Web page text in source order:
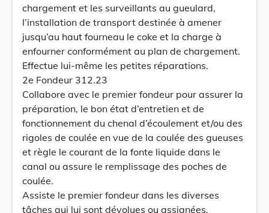
chargement et les surveillants au gueulard,
l’installation de transport destinée à amener
jusqu’au haut fourneau le coke et la charge à
enfourner conformément au plan de chargement.
Effectue lui-même les petites réparations.
2e Fondeur 312.23
Collabore avec le premier fondeur pour assurer la
préparation, le bon état d’entretien et de
fonctionnement du chenal d’écoulement et/ou des
rigoles de coulée en vue de la coulée des gueuses
et règle le courant de la fonte liquide dans le
canal ou assure le remplissage des poches de
coulée.
Assiste le premier fondeur dans les diverses
tâches qui lui sont dévolues ou assignées.